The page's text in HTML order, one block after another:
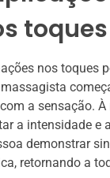
toques
nos toques
a sensação.
a intensidade e
demonstrar
retornando a